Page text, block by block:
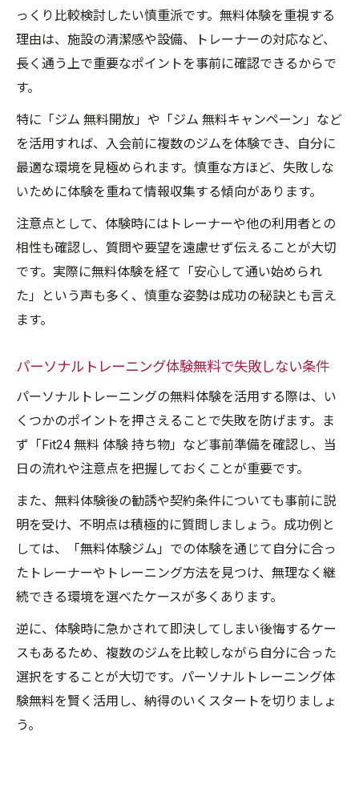
っくり比較検討したい慎重派です。無料体験を重視する
理由は、施設の清潔感や設備、トレーナーの対応など、
長く通う上で重要なポイントを事前に確認できるからで
す。
特に「ジム 無料開放」や「ジム 無料キャンペーン」など
を活用すれば、入会前に複数のジムを体験でき、自分に
最適な環境を見極められます。慎重な方ほど、失敗しな
いために体験を重ねて情報収集する傾向があります。
注意点として、体験時にはトレーナーや他の利用者との
相性も確認し、質問や要望を遠慮せず伝えることが大切
です。実際に無料体験を経て「安心して通い始められ
た」という声も多く、慎重な姿勢は成功の秘訣とも言え
ます。
パーソナルトレーニング体験無料で失敗しない条件
パーソナルトレーニングの無料体験を活用する際は、い
くつかのポイントを押さえることで失敗を防げます。ま
ず「Fit24 無料 体験 持ち物」など事前準備を確認し、当
日の流れや注意点を把握しておくことが重要です。
また、無料体験後の勧誘や契約条件についても事前に説
明を受け、不明点は積極的に質問しましょう。成功例と
しては、「無料体験ジム」での体験を通じて自分に合っ
たトレーナーやトレーニング方法を見つけ、無理なく継
続できる環境を選べたケースが多くあります。
逆に、体験時に急かされて即決してしまい後悔するケー
スもあるため、複数のジムを比較しながら自分に合った
選択をすることが大切です。パーソナルトレーニング体
験無料を賢く活用し、納得のいくスタートを切りましょ
う。